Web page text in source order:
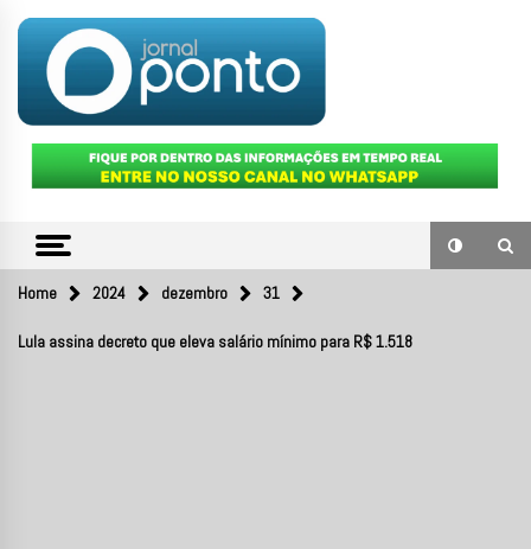
content
JORNAL
PONTO
Home 2024 dezembro 31
Lula assina decreto que eleva salário mínimo para R$ 1.518